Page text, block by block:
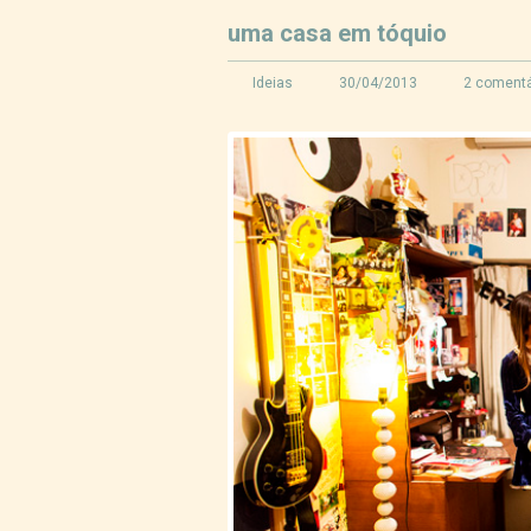
uma casa em tóquio
Ideias 30/04/2013 2